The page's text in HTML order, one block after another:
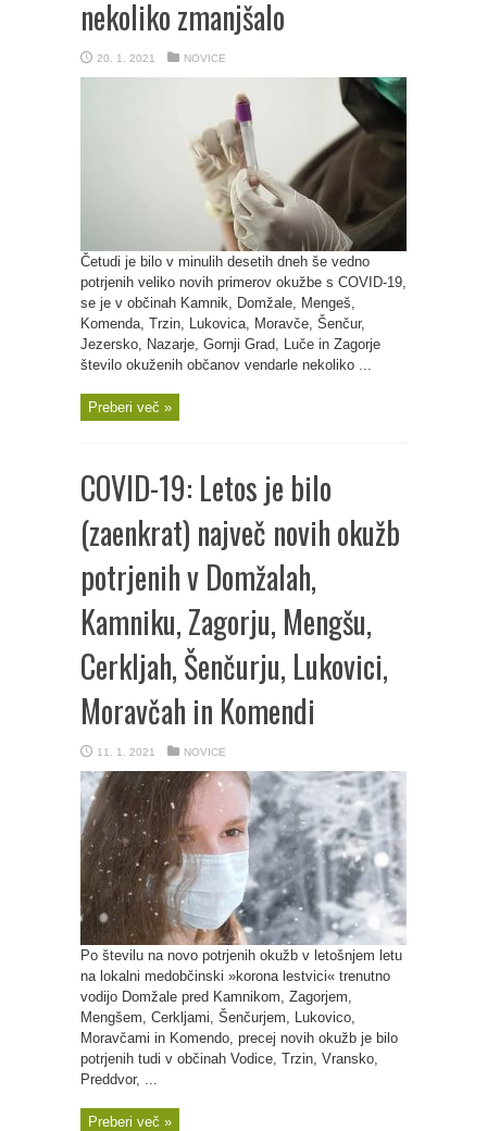
nekoliko zmanjšalo
20. 1. 2021 NOVICE
Četudi je bilo v minulih desetih dneh še vedno
potrjenih veliko novih primerov okužbe s COVID-19,
se je v občinah Kamnik, Domžale, Mengeš,
Komenda, Trzin, Lukovica, Moravče, Šenčur,
Jezersko, Nazarje, Gornji Grad, Luče in Zagorje
število okuženih občanov vendarle nekoliko ...
Preberi več »
COVID-19: Letos je bilo
(zaenkrat) največ novih okužb
potrjenih v Domžalah,
Kamniku, Zagorju, Mengšu,
Cerkljah, Šenčurju, Lukovici,
Moravčah in Komendi
11. 1. 2021 NOVICE
Po številu na novo potrjenih okužb v letošnjem letu
na lokalni medobčinski »korona lestvici« trenutno
vodijo Domžale pred Kamnikom, Zagorjem,
Mengšem, Cerkljami, Šenčurjem, Lukovico,
Moravčami in Komendo, precej novih okužb je bilo
potrjenih tudi v občinah Vodice, Trzin, Vransko,
Preddvor, ...
Preberi več »